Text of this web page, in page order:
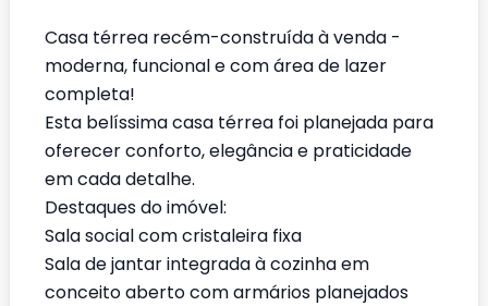
Casa térrea recém-construída à venda -
moderna, funcional e com área de lazer
completa!
Esta belíssima casa térrea foi planejada para
oferecer conforto, elegância e praticidade
em cada detalhe.
Destaques do imóvel:
Sala social com cristaleira fixa
Sala de jantar integrada à cozinha em
conceito aberto com armários planejados